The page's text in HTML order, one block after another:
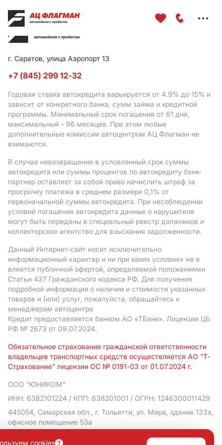
г. Саратов, улица Аэропорт 13
+7 (845) 299 12-32
Годовая ставка автокредита варьируется от 4.9% до 15% и
зависит от конкретного банка, сумм займа и кредитной
программы. Минимальный срок погашения от 61 дня,
максимальный - 96 месяцев. При этом любые
дополнительные комиссии автоцентром АЦ Флагман не
взимаются.
В случае невозвращения в условленный срок суммы
автокредита или суммы процентов по автокредиту банк-
партнер оставляет за собой право начислить штраф за
просрочку платежа в среднем размере 0,1% от
первоначальной суммы автокредита. При несоблюдении
условий погашения автокредита данные о нарушителе
могут быть переданы в специальный реестр должников и
коллекторское агентство для взыскания задолженности.
Данный Интернет-сайт носит исключительно
информационный характер и ни при каких условиях не я
вляется публичной офертой, определяемой положениями
Статьи 437 Гражданского кодекса РФ. Для получения
подробной информации о наличии и стоимости указанных
товаров и (или) услуг, пожалуйста, обращайтесь к
менеджерам автоцентра
Кредит предоставляется банком АO «ТБанк». Лицензия ЦБ
РФ № 2673 от 09.07.2024.
Обязательное страхование гражданской ответственности
владельцев транспортных средств осуществляется АО "Т-
Страхование" лицензии ОС № 0191-03 от 01.07.2024 г.
ООО "ЮНИКОМ"
ИНН: 6382101224 / КПП: 638201001 / ОГРН: 1246300011429
445054, Самарская обл., г. Тольятти, ул. Мира, здание 133а,
офисное помещение 53а
Политика в отношении обработки персональных данных
cookies